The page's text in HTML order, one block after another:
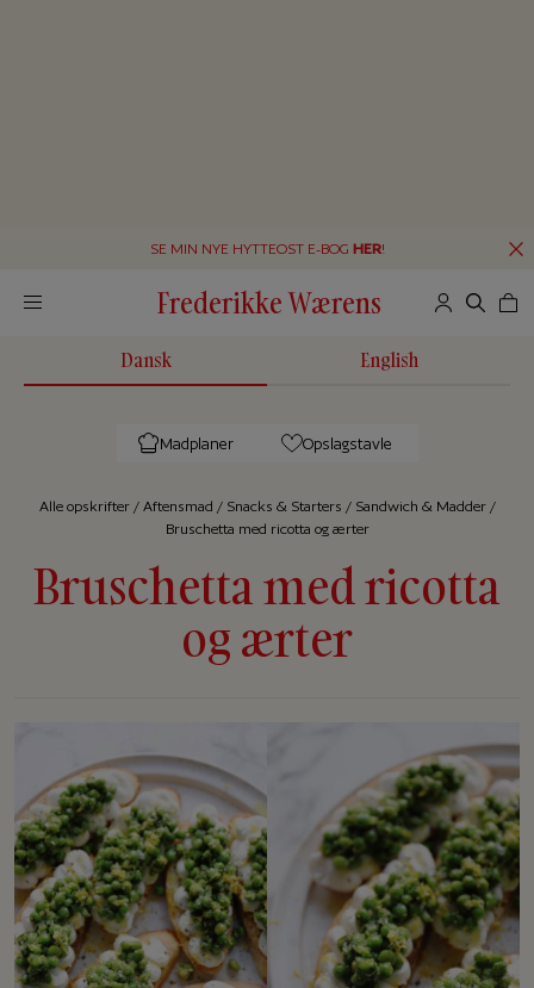
SE MIN NYE HYTTEOST E-BOG HER!
Frederikke Wærens
Dansk English
Madplaner Opslagstavle
Alle op­skrif­ter/ Aftensmad / Snacks & Starters / Sandwich & Madder/
Bruschetta med ricotta og ærter
Bruschetta med ricotta
og ærter